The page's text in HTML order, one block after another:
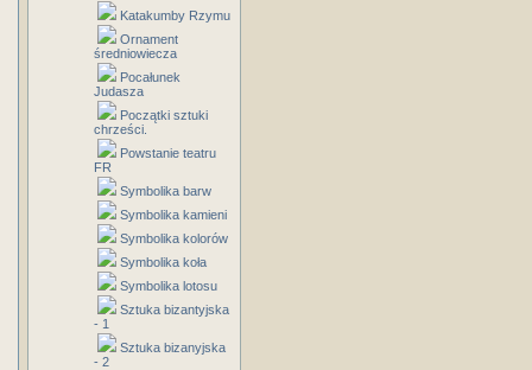
Katakumby Rzymu
Ornament
średniowiecza
Pocałunek
Judasza
Początki sztuki
chrześci.
Powstanie teatru
FR
Symbolika barw
Symbolika kamieni
Symbolika kolorów
Symbolika koła
Symbolika lotosu
Sztuka bizantyjska
- 1
Sztuka bizanyjska
- 2